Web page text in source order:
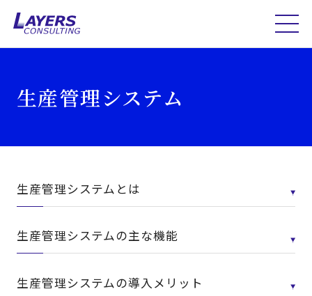
生産管理システム
生産管理システムとは
生産管理システムの主な機能
生産管理システムの導入メリット